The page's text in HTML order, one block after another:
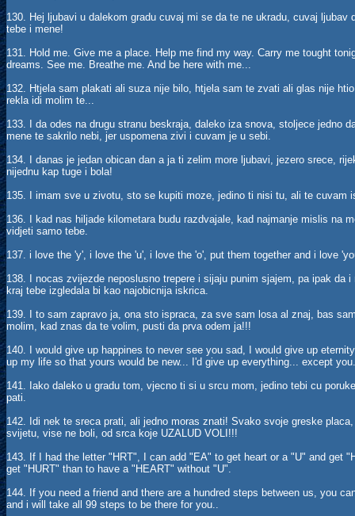
130. Hej ljubavi u dalekom gradu cuvaj mi se da te ne ukradu, cuvaj ljubav
tebe i mene!
131. Hold me. Give me a place. Help me find my way. Carry me tought
dreams. See me. Breathe me. And be here with me...
132. Htjela sam plakati ali suza nije bilo, htjela sam te zvati ali glas nije
rekla idi molim te...
133. I da odes na drugu stranu beskraja, daleko iza snova, stoljece jedno
mene te sakrilo nebi, jer uspomena zivi i cuvam je u sebi.
134. I danas je jedan obican dan a ja ti zelim more ljubavi, jezero srece,
nijednu kap tuge i bola!
135. I imam sve u zivotu, sto se kupiti moze, jedino ti nisi tu, ali te cuvam
136. I kad nas hiljade kilometara budu razdvajale, kad najmanje mislis na
vidjeti samo tebe.
137. i love the 'y', i love the 'u', i love the 'o', put them together and i love
138. I nocas zvijezde neposlusno trepere i sijaju punim sjajem, pa ipak da
kraj tebe izgledala bi kao najobicnija iskrica.
139. I to sam zapravo ja, ona sto ispraca, za sve sam losa al znaj, bas
molim, kad znas da te volim, pusti da prva odem ja!!!
140. I would give up happines to never see you sad, I would give up
up my life so that yours would be new... I'd give up everything... except
141. Iako daleko u gradu tom, vjecno ti si u srcu mom, jedino tebi cu
pati.
142. Idi nek te sreca prati, ali jedno moras znati! Svako svoje greske
svijetu, vise ne boli, od srca koje UZALUD VOLI!!!
143. If I had the letter "HRT", I can add "EA" to get heart or a "U" and get
get "HURT" than to have a "HEART" without "U".
144. If you need a friend and there are a hundred steps between us, you
and i will take all 99 steps to be there for you..